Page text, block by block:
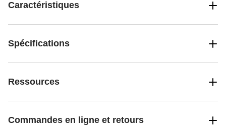
Caractéristiques
Spécifications
Ressources
Commandes en ligne et retours